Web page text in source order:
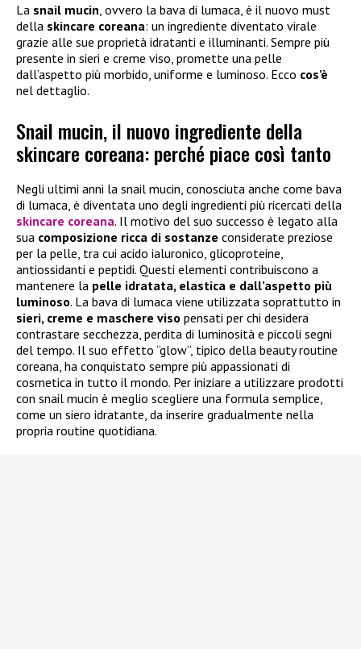
La snail mucin , ovvero la bava di lumaca, è il nuovo must
della skincare coreana: un ingrediente diventato virale
grazie alle sue proprietà idratanti e illuminanti. Sempre più
presente in sieri e creme viso, promette una pelle
dall’aspetto più morbido, uniforme e luminoso. Ecco cos’è
nel dettaglio.
Snail mucin, il nuovo ingrediente della
skincare coreana: perché piace così tanto
Negli ultimi anni la snail mucin, conosciuta anche come bava
di lumaca, è diventata uno degli ingredienti più ricercati della
skincare coreana. Il motivo del suo successo è legato alla
sua composizione ricca di sostanze considerate preziose
per la pelle, tra cui acido ialuronico, glicoproteine,
antiossidanti e peptidi. Questi elementi contribuiscono a
mantenere la pelle idratata, elastica e dall’aspetto più
luminoso. La bava di lumaca viene utilizzata soprattutto in
sieri, creme e maschere viso pensati per chi desidera
contrastare secchezza, perdita di luminosità e piccoli segni
del tempo. Il suo effetto “glow”, tipico della beauty routine
coreana, ha conquistato sempre più appassionati di
cosmetica in tutto il mondo. Per iniziare a utilizzare prodotti
con snail mucin è meglio scegliere una formula semplice,
come un siero idratante, da inserire gradualmente nella
propria routine quotidiana.